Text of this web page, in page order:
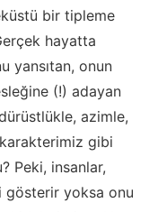
bir tipleme
hayatta
yansıtan, onun
(!) adayan
azimle,
gibi
Peki, insanlar,
gösterir yoksa onu